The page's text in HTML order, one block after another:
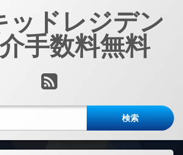
ッドレジデン
手数料無料
RSS
検索: